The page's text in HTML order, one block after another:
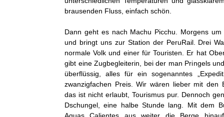
brausenden Fluss, einfach schön.
Dann geht es nach Machu Picchu. Morgens
und bringt uns zur Station der PeruRail. Drei
normale Volk und einer für Touristen. Er hat
gibt eine Zugbegleiterin, bei der man Pringels
überflüssig, alles für ein sogenanntes
zwanzigfachen Preis. Wir wären lieber mit den
das ist nicht erlaubt, Tourismus pur. Dennoch
Dschungel, eine halbe Stunde lang. Mit dem